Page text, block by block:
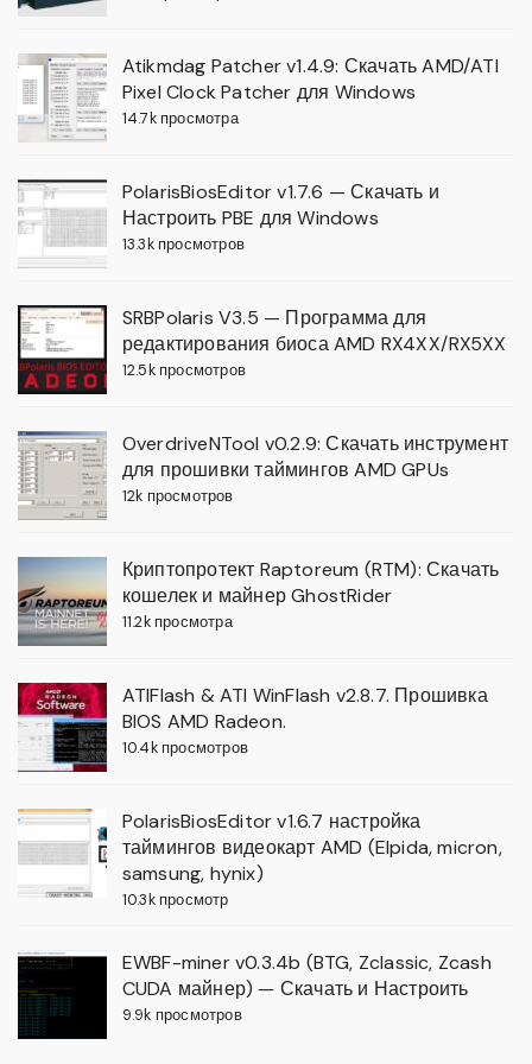
Atikmdag Patcher v1.4.9: Скачать AMD/ATI
Pixel Clock Patcher для Windows
14.7k просмотра
PolarisBiosEditor v1.7.6 — Скачать и
Настроить PBE для Windows
13.3k просмотров
SRBPolaris V3.5 — Программа для
редактирования биоса AMD RX4XX/RX5XX
12.5k просмотров
OverdriveNTool v0.2.9: Скачать инструмент
для прошивки таймингов AMD GPUs
12k просмотров
Криптопротект Raptoreum (RTM): Скачать
кошелек и майнер GhostRider
11.2k просмотра
ATIFlash & ATI WinFlash v2.8.7. Прошивка
BIOS AMD Radeon.
10.4k просмотров
PolarisBiosEditor v1.6.7 настройка
таймингов видеокарт AMD (Elpida, micron,
samsung, hynix)
10.3k просмотр
EWBF-miner v0.3.4b (BTG, Zclassic, Zcash
CUDA майнер) — Скачать и Настроить
9.9k просмотров